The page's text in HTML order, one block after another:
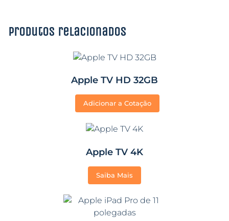
Produtos relacionados
Apple TV HD 32GB
Adicionar a Cotação
Apple TV 4K
Saiba Mais